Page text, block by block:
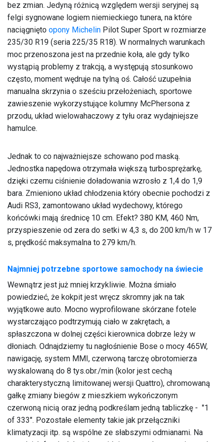
bez zmian. Jedyną różnicą względem wersji seryjnej są
felgi sygnowane logiem niemieckiego tunera, na które
naciągnięto opony Michelin Pilot Super Sport w rozmiarze
235/30 R19 (seria 225/35 R18). W normalnych warunkach
moc przenoszona jest na przednie koła, ale gdy tylko
wystąpią problemy z trakcją, a występują stosunkowo
często, moment wędruje na tylną oś. Całość uzupełnia
manualna skrzynia o sześciu przełożeniach, sportowe
zawieszenie wykorzystujące kolumny McPhersona z
przodu, układ wielowahaczowy z tyłu oraz wydajniejsze
hamulce.
Jednak to co najważniejsze schowano pod maską.
Jednostka napędowa otrzymała większą turbosprężarkę,
dzięki czemu ciśnienie doładowania wzrosło z 1,4 do 1,9
bara. Zmieniono układ chłodzenia który obecnie pochodzi z
Audi RS3, zamontowano układ wydechowy, którego
końcówki mają średnicę 10 cm. Efekt? 380 KM, 460 Nm,
przyspieszenie od zera do setki w 4,3 s, do 200 km/h w 17
s, prędkość maksymalna to 279 km/h.
Najmniej potrzebne sportowe samochody na świecie
Wewnątrz jest już mniej krzykliwie. Można śmiało
powiedzieć, że kokpit jest wręcz skromny jak na tak
wyjątkowe auto. Mocno wyprofilowane skórzane fotele
wystarczająco podtrzymują ciało w zakrętach, a
spłaszczona w dolnej części kierownica dobrze leży w
dłoniach. Odnajdziemy tu nagłośnienie Bose o mocy 465W,
nawigację, system MMI, czerwoną tarczę obrotomierza
wyskalowaną do 8 tys.obr./min (kolor jest cechą
charakterystyczną limitowanej wersji Quattro), chromowaną
gałkę zmiany biegów z mieszkiem wykończonym
czerwoną nicią oraz jedną podkreślam jedną tabliczkę - "1
of 333". Pozostałe elementy takie jak przełączniki
klimatyzacji itp. są wspólne ze słabszymi odmianami. Na